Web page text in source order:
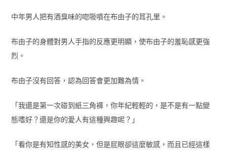
中年男人把有酒臭味的唿吸噴在布由子的耳孔里。
布由子的身體對男人手指的反應更明顯，使布由子的羞恥感更強
烈。
布由子沒有回答，認為回答會更加難為情。
「我還是第一次碰到紙三角褲，你年紀輕輕的，是不是有一點變
態嗜好？還是你的愛人有這種興趣呢？」
「看你是有知性感的美女，但是屁眼卻這麼敏感，而且已經這樣